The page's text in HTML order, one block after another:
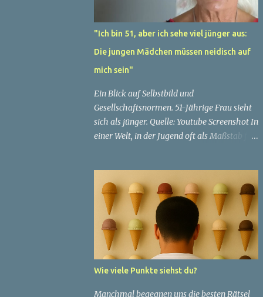
"Ich bin 51, aber ich sehe viel jünger aus:
Die jungen Mädchen müssen neidisch auf
mich sein"
Ein Blick auf Selbstbild und
Gesellschaftsnormen. 51-Jährige Frau sieht
sich als jünger. Quelle: Youtube Screenshot In
einer Welt, in der Jugend oft als Maßstab für
bewahren. Aber was passiert, wenn jemand
sein eigenes Alter anders wahrnimmt als die
Gesellschaft es tut? Treten dann Selbstbild
und Realität in Konflikt? Ein faszinierendes
Beispiel für diese Diskrepanz ist die
Geschichte einer 51-jährigen Frau, deren
Überzeugung von ihrem Aussehen sie dazu
bringt, sich jünger zu fühlen, als die
Wie viele Punkte siehst du?
Manchmal begegnen uns die besten Rätsel